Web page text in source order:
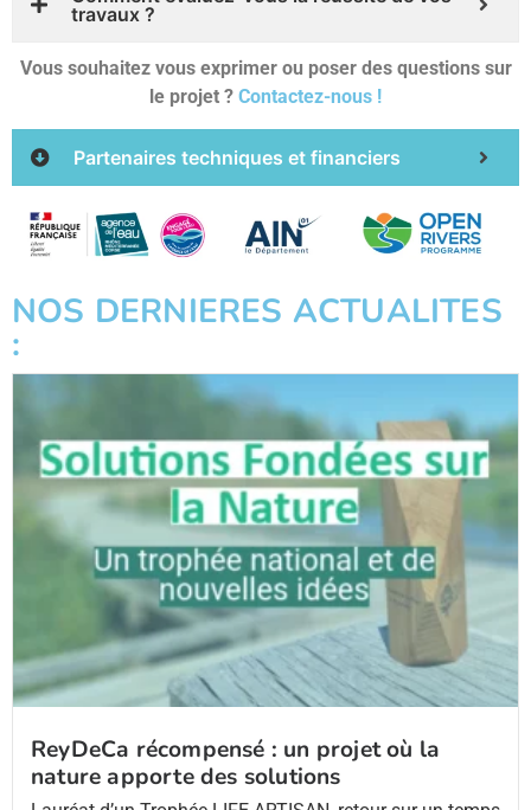
travaux ?
Vous souhaitez vous exprimer ou poser des questions sur
le projet ? Contactez-nous !
Partenaires techniques et financiers
NOS DERNIERES ACTUALITES
:
ReyDeCa récompensé : un projet où la
nature apporte des solutions